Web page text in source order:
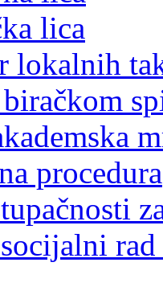
lica
lokalnih
procedura